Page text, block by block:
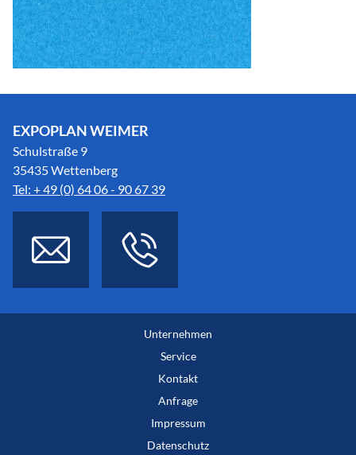
EXPOPLAN WEIMER
Schulstraße 9
35435 Wettenberg
Tel: + 49 (0) 64 06 - 90 67 39
Unternehmen
Service
Kontakt
Anfrage
Impressum
Datenschutz